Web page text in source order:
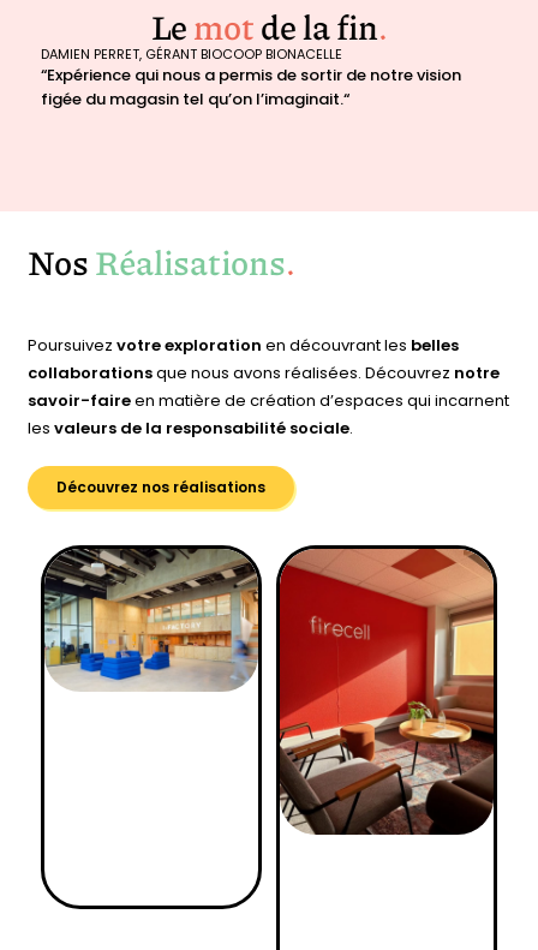
Lemotde la fin.
DAMIEN PERRET, GÉRANT BIOCOOP BIONACELLE
“Expérience qui nous a permis de sortir de notre vision
figée du magasin tel qu’on l’imaginait.“
NosRéalisations.
Poursuivezvotre explorationen découvrant les belles
collaborationsque nous avons réalisées. Découvrez notre
savoir-faireen matière de création d’espaces qui incarnent
lesvaleurs de la responsabilité sociale.
Découvrez nos réalisations